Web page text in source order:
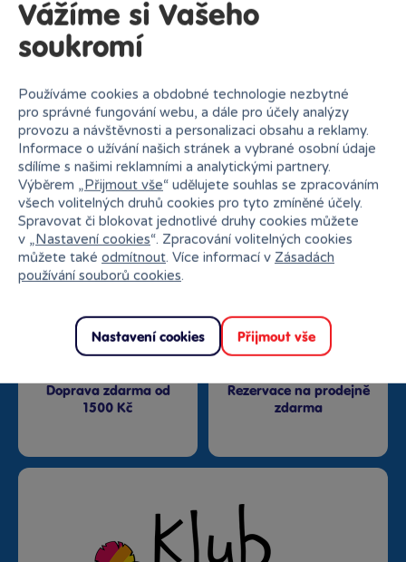
Nejširší sortiment na
trhu
27 kamenných prodejen
Doprava zdarma od
1500 Kč
Rezervace na prodejně
zdarma
Vážíme si Vašeho
soukromí
Používáme cookies a obdobné technologie nezbytné
pro správné fungování webu, a dále pro účely analýzy
provozu a návštěvnosti a personalizaci obsahu a reklamy.
Informace o užívání našich stránek a vybrané osobní údaje
sdílíme s našimi reklamními a analytickými partnery.
Výběrem „Přijmout vše“ udělujete souhlas se zpracováním
všech volitelných druhů cookies pro tyto zmíněné účely.
Spravovat či blokovat jednotlivé druhy cookies můžete
v „Nastavení cookies“. Zpracování volitelných cookies
můžete také odmítnout. Více informací v Zásadách
používání souborů cookies.
Nastavení cookies Přijmout vše